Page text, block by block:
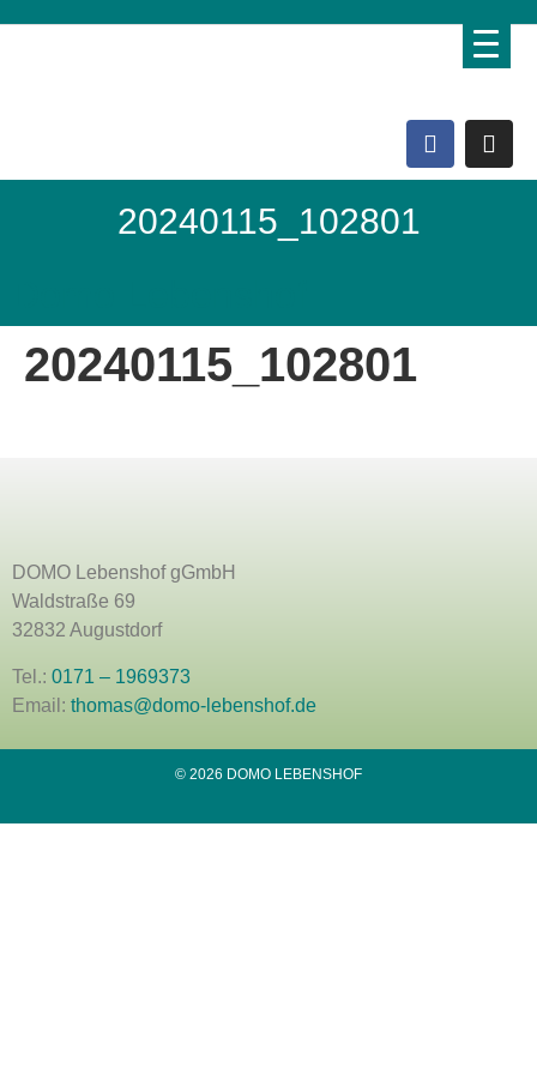
20240115_102801
20240115_102801
DOMO Lebenshof gGmbH
Waldstraße 69
32832 Augustdorf
Tel.: 0171 – 1969373
Email: thomas@domo-lebenshof.de
© 2026 DOMO LEBENSHOF